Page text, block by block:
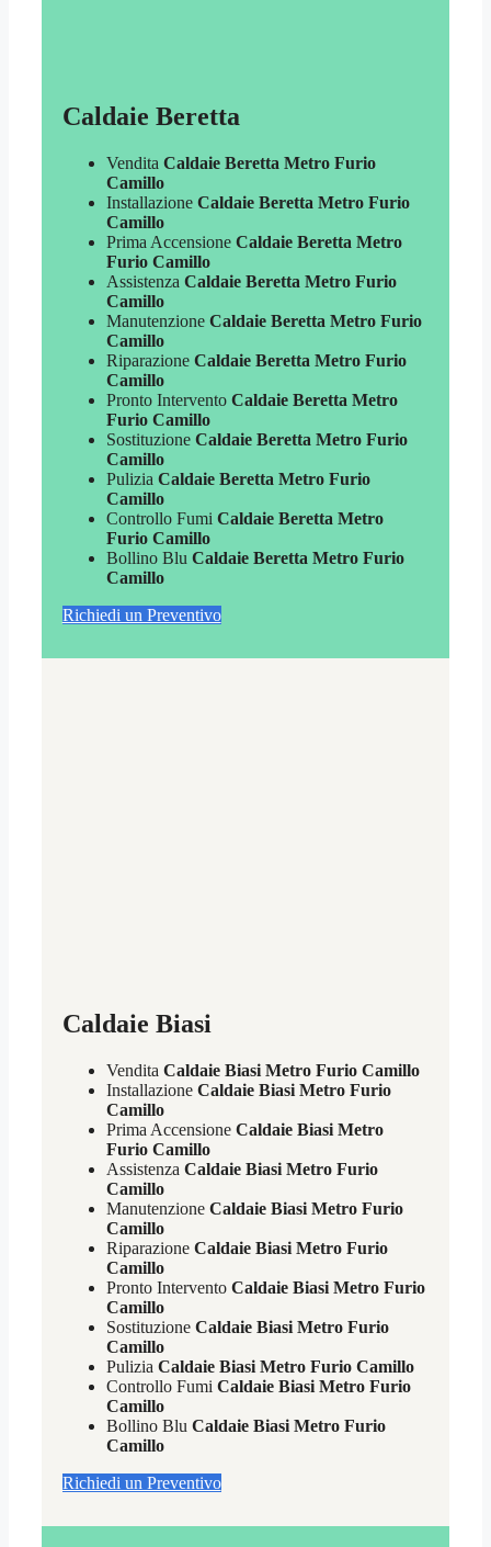
Caldaie Beretta
Vendita Caldaie Beretta Metro Furio
Camillo
Installazione Caldaie Beretta Metro Furio
Camillo
Prima Accensione Caldaie Beretta Metro
Furio Camillo
Assistenza Caldaie Beretta Metro Furio
Camillo
Manutenzione Caldaie Beretta Metro Furio
Camillo
Riparazione Caldaie Beretta Metro Furio
Camillo
Pronto Intervento Caldaie Beretta Metro
Furio Camillo
Sostituzione Caldaie Beretta Metro Furio
Camillo
Pulizia Caldaie Beretta Metro Furio
Camillo
Controllo Fumi Caldaie Beretta Metro
Furio Camillo
Bollino Blu Caldaie Beretta Metro Furio
Camillo
Richiedi un Preventivo
Caldaie Biasi
Vendita Caldaie Biasi Metro Furio Camillo
Installazione Caldaie Biasi Metro Furio
Camillo
Prima Accensione Caldaie Biasi Metro
Furio Camillo
Assistenza Caldaie Biasi Metro Furio
Camillo
Manutenzione Caldaie Biasi Metro Furio
Camillo
Riparazione Caldaie Biasi Metro Furio
Camillo
Pronto Intervento Caldaie Biasi Metro Furio
Camillo
Sostituzione Caldaie Biasi Metro Furio
Camillo
Pulizia Caldaie Biasi Metro Furio Camillo
Controllo Fumi Caldaie Biasi Metro Furio
Camillo
Bollino Blu Caldaie Biasi Metro Furio
Camillo
Richiedi un Preventivo